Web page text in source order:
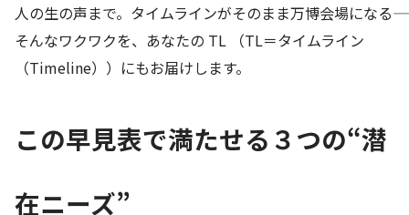
人の生の声まで。タイムラインがそのまま万博会場になる――
そんなワクワクを、あなたの TL （TL＝タイムライン
（Timeline））にもお届けします。
この早見表で満たせる３つの“潜
在ニーズ”